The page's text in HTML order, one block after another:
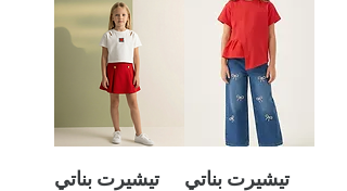
تيشيرت بناتي
تيشيرت بناتي